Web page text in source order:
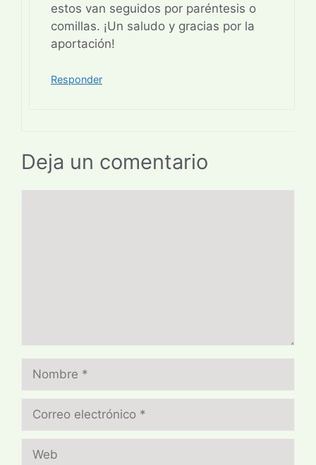
estos van seguidos por paréntesis o
comillas. ¡Un saludo y gracias por la
aportación!
Responder
Deja un comentario
electrónico